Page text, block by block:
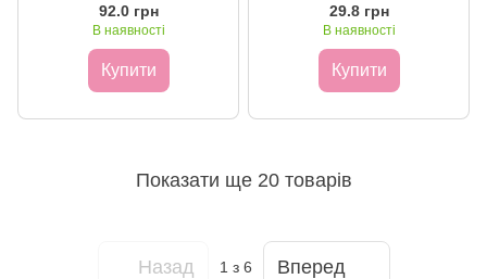
92.0 грн
В наявності
Купити
29.8 грн
В наявності
Купити
Показати ще 20 товарів
Назад 1 з 6 Вперед